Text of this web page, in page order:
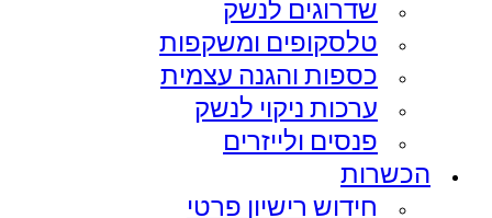
שדרוגים לנשק
טלסקופים ומשקפות
כספות והגנה עצמית
ערכות ניקוי לנשק
פנסים ולייזרים
הכשרות
חידוש רישיון פרטי